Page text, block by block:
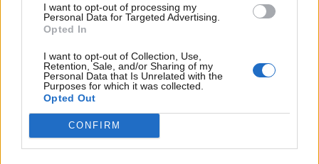
I want to opt-out of processing my
Personal Data for Targeted Advertising.
Opted In
I want to opt-out of Collection, Use,
Retention, Sale, and/or Sharing of my
Personal Data that Is Unrelated with the
Purposes for which it was collected.
Opted Out
CONFIRM
fundamentet for virksomhedens kultur, hvordan
vi udlever vores strategi og vores vigtige rolle i
Nordjylland. Klik for at læse mere.